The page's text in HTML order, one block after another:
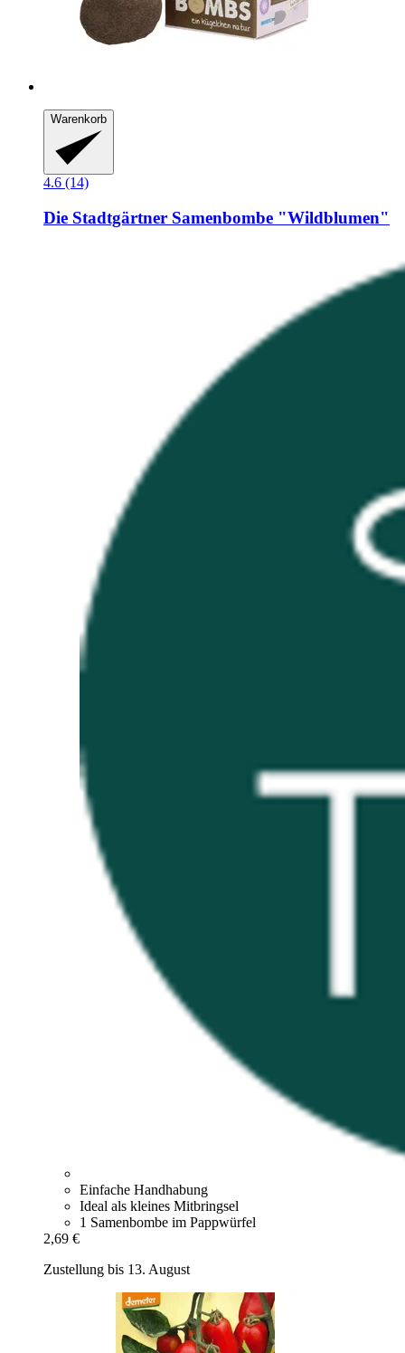
Warenkorb
4.6 (14)
Die Stadtgärtner Samenbombe "Wildblumen"
Einfache Handhabung
Ideal als kleines Mitbringsel
1 Samenbombe im Pappwürfel
2,69 €
Zustellung bis 13. August